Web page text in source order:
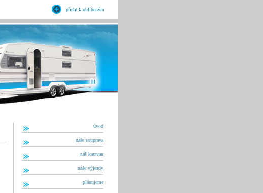
přidat k oblíbeným
úvod
naše souprava
náš karavan
naše výjezdy
plánujeme